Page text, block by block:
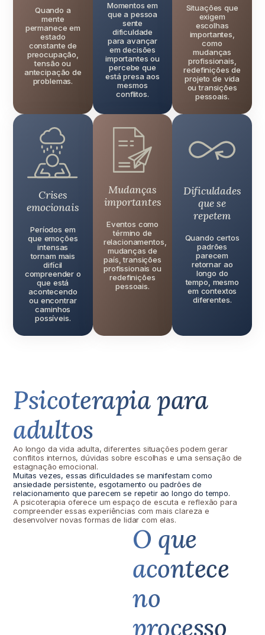
Quando a
mente
permanece em
estado
constante de
preocupação,
tensão ou
antecipação de
problemas.
Momentos em
que a pessoa
sente
dificuldade
para avançar
em decisões
importantes ou
percebe que
está presa aos
mesmos
conflitos.
Situações que
exigem
escolhas
importantes,
como
mudanças
profissionais,
redefinições de
projeto de vida
ou transições
pessoais.
Crises
emocionais
Períodos em
que emoções
intensas
tornam mais
difícil
compreender o
que está
acontecendo
ou encontrar
caminhos
possíveis.
Mudanças
importantes
Eventos como
término de
relacionamentos,
mudanças de
país, transições
profissionais ou
redefinições
pessoais.
Dificuldades
que se
repetem
Quando certos
padrões
parecem
retornar ao
longo do
tempo, mesmo
em contextos
diferentes.
Psicoterapia para
adultos
Ao longo da vida adulta, diferentes situações podem gerar
conflitos internos, dúvidas sobre escolhas e uma sensação de
estagnação emocional.
Muitas vezes, essas dificuldades se manifestam como
ansiedade persistente, esgotamento ou padrões de
relacionamento que parecem se repetir ao longo do tempo.
A psicoterapia oferece um espaço de escuta e reflexão para
compreender essas experiências com mais clareza e
desenvolver novas formas de lidar com elas.
O que
acontece
no
processo